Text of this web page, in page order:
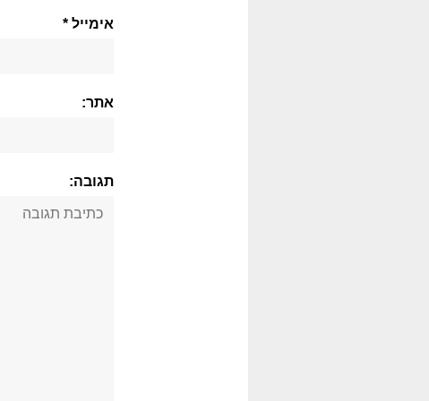
אימייל *
אתר:
תגובה: